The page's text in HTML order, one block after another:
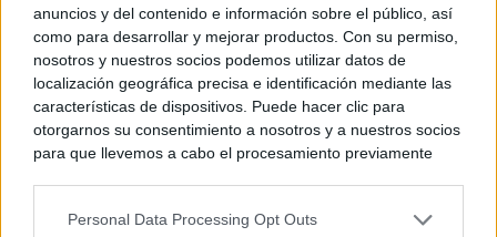
anuncios y del contenido e información sobre el público, así
como para desarrollar y mejorar productos. Con su permiso,
nosotros y nuestros socios podemos utilizar datos de
localización geográfica precisa e identificación mediante las
características de dispositivos. Puede hacer clic para
otorgarnos su consentimiento a nosotros y a nuestros socios
para que llevemos a cabo el procesamiento previamente
negar su consentimiento. Tenga en cuenta que algún
Personal Data Processing Opt Outs